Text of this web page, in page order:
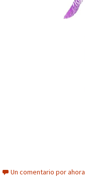
Un comentario por ahora